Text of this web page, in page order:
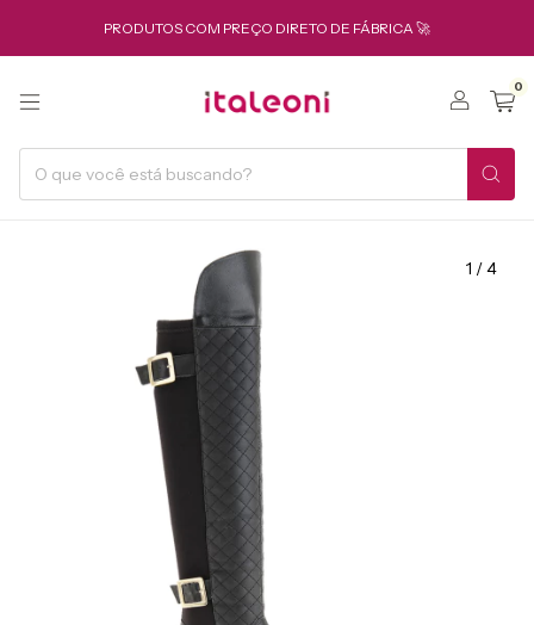
PRODUTOS COM PREÇO DIRETO DE FÁBRICA 🚀
0
1 /4